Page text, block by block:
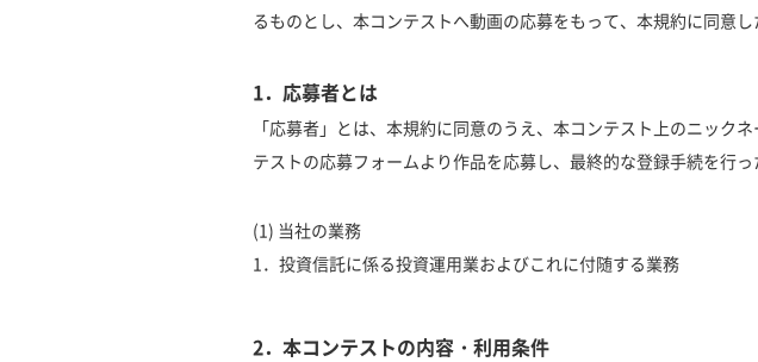
るものとし、本コンテストへ動画の応募をもって、本規約に同意し
1．応募者とは
「応募者」とは、本規約に同意のうえ、本コンテスト上のニック
テストの応募フォームより作品を応募し、最終的な登録手続を行っ
(1) 当社の業務
1．投資信託に係る投資運用業およびこれに付随する業務
2．本コンテストの内容・利用条件